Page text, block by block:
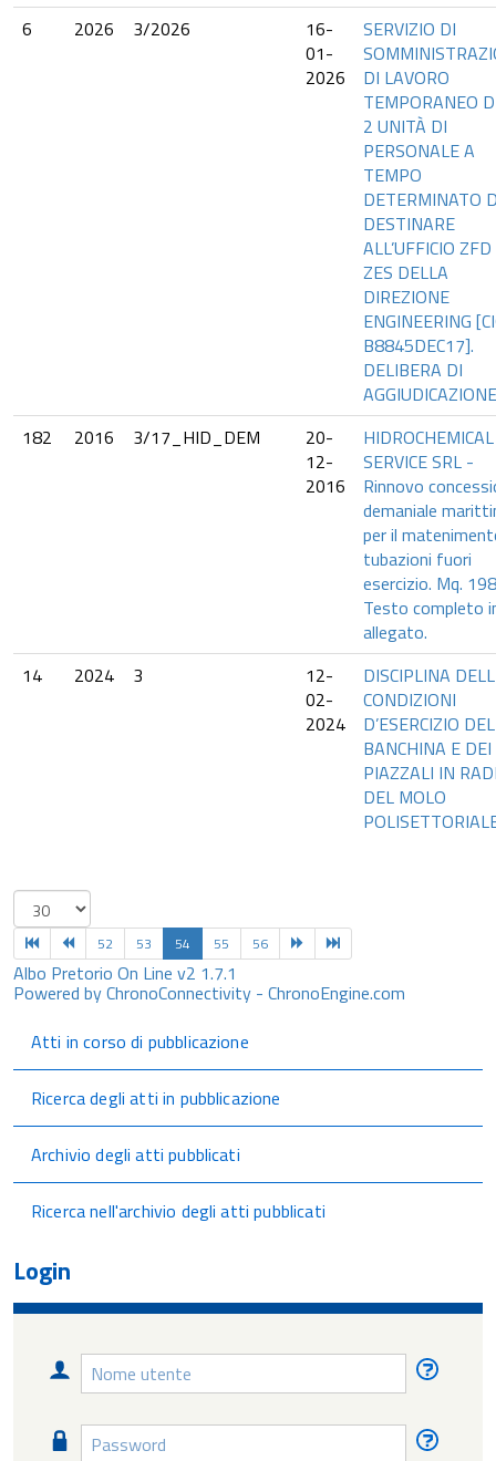
6
2026 3/2026
16-
01-
2026
SERVIZIO DI
DI LAVORO
TEMPORANEO
2 UNITÀ DI
PERSONALE A
TEMPO
DETERMINATO
DESTINARE
ALL’UFFICIO
ZES DELLA
DIREZIONE
ENGINEERING
B8845DEC17].
DELIBERA DI
AGGIUDICAZIONE
182
2016 3/17_HID_DEM
20-
12-
2016
HIDROCHEMICAL
SERVICE SRL -
Rinnovo
demaniale
per il
tubazioni fuori
esercizio. Mq.
Testo completo
allegato.
14
2024 3
12-
02-
2024
DISCIPLINA
CONDIZIONI
D’ESERCIZIO
BANCHINA E DEI
PIAZZALI IN
DEL MOLO
52 53 54 55 56
Albo Pretorio On Line v2 1.7.1
Powered by ChronoConnectivity - ChronoEngine.com
Atti in corso di pubblicazione
Ricerca degli atti in pubblicazione
Archivio degli atti pubblicati
Ricerca nell'archivio degli atti pubblicati
Login
Nome
utente
Password